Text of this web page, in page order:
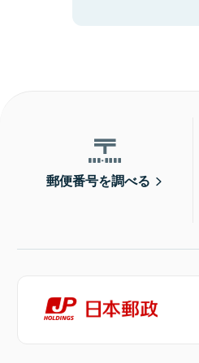
郵便番号を調べる